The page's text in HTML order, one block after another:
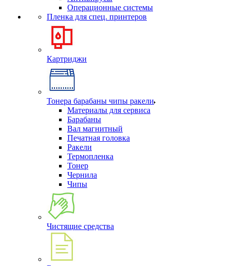
Операционные системы
Пленка для спец. принтеров
Картриджи
Тонера барабаны чипы ракели
Материалы для сервиса
Барабаны
Вал магнитный
Печатная головка
Ракели
Термопленка
Тонер
Чернила
Чипы
Чистящие средства